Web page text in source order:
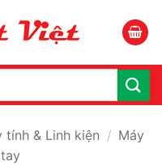
tính & Linh kiện / Máy